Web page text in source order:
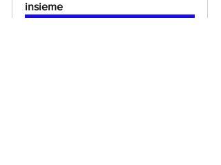
insieme